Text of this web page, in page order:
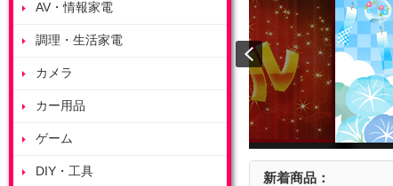
AV・情報家電
調理・生活家電
カメラ
カー用品
ゲーム
DIY・工具 新着商品：